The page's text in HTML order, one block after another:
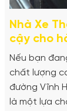
Nhà Xe
cậy cho
Nếu bạn
chất lượng
đường Vĩnh
là một lựa